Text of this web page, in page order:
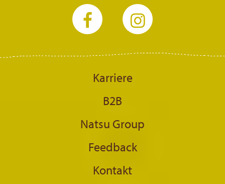
Karriere
B2B
Natsu Group
Feedback
Kontakt